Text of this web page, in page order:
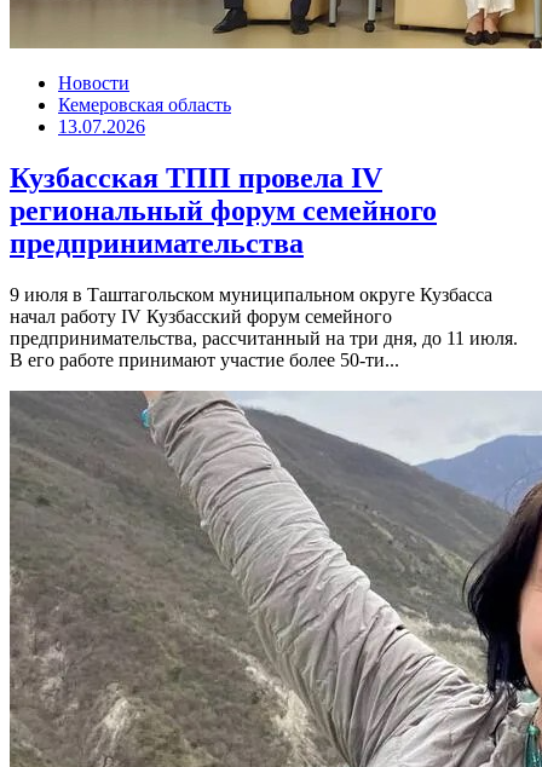
Новости
Кемеровская область
13.07.2026
Кузбасская ТПП провела IV
региональный форум семейного
предпринимательства
9 июля в Таштагольском муниципальном округе Кузбасса
начал работу IV Кузбасский форум семейного
предпринимательства, рассчитанный на три дня, до 11 июля.
В его работе принимают участие более 50-ти...